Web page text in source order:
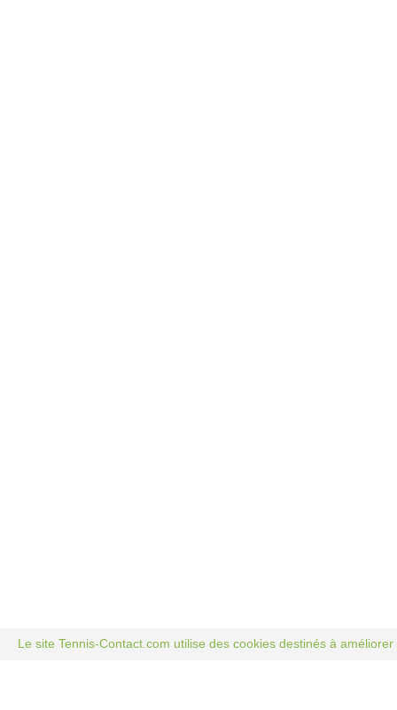
Le site Tennis-Contact.com utilise des cookies destinés à